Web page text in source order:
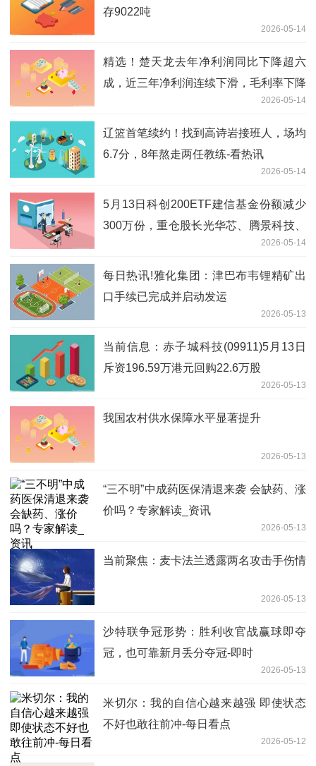
存9022吨
2026-05-14
精选！楚天龙去年净利润同比下降超六
成，近三年净利润连续下滑，毛利率下降
2026-05-14
辽篮首笔续约！找到高诗岩接班人，场均
6.7分，8年熬走两任教练-看热讯
2026-05-14
5月13日科创200ETF建信基金份额减少
300万份，重仓股长光华芯、腾景科技、
2026-05-14
每日热讯!雅化集团：津巴布韦锂精矿出
口手续已完成并启动发运
2026-05-13
当前信息：赤子城科技(09911)5月13日
斥资196.59万港元回购22.6万股
2026-05-13
我国农村供水保障水平显著提升
2026-05-13
“三不明”中成药医保清退来袭 会缺药、涨
价吗？专家解读_资讯
2026-05-13
当前聚焦：麦卡法兰透露两名攻击手伤情
2026-05-13
沙特联争冠形势：胜利收官战赢球即夺
冠，也可靠新月丢分夺冠-即时
2026-05-13
米切尔：我的自信心越来越强 即使状态
不好也敢往前冲-每日看点
2026-05-12